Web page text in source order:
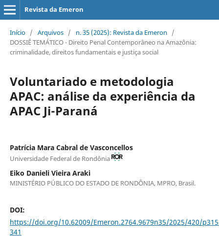
Revista da Emeron
Início / Arquivos / n. 35 (2025): Revista da Emeron
/
DOSSIÊ TEMÁTICO - Direito Penal Contemporâneo na Amazônia:
criminalidade, direitos fundamentais e justiça social
Voluntariado e metodologia
APAC: análise da experiência da
APAC Ji-Paraná
Patrícia Mara Cabral de Vasconcellos
Universidade Federal de Rondônia
Eiko Danieli Vieira Araki
MINISTÉRIO PÚBLICO DO ESTADO DE RONDÔNIA, MPRO, Brasil.
DOI:
https://doi.org/10.62009/Emeron.2764.9679n35/2025/420/
341